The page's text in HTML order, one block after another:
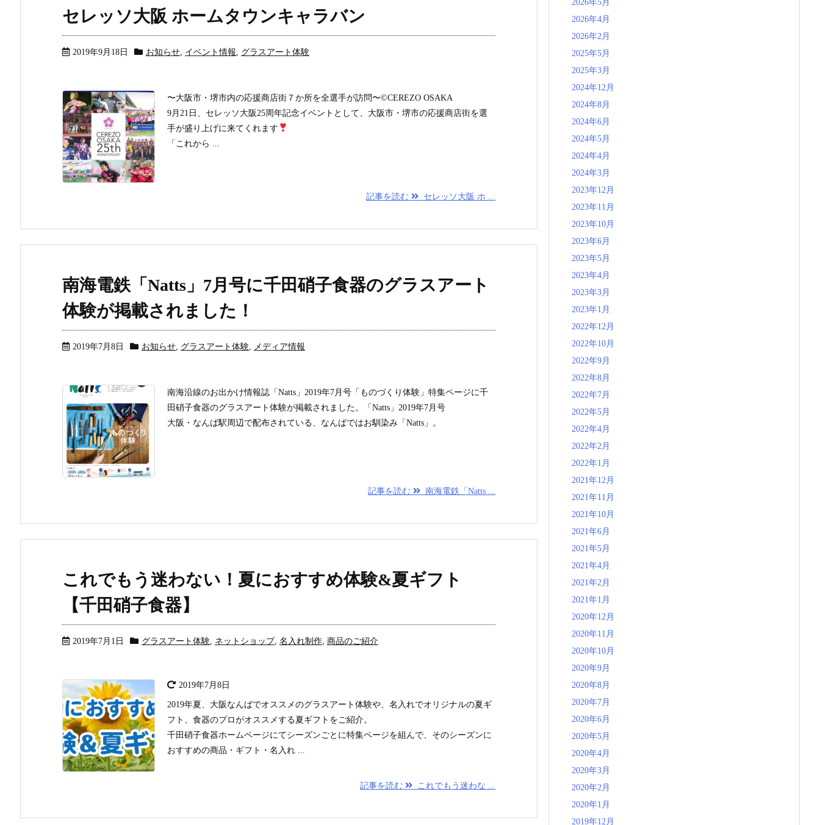
セレッソ大阪 ホームタウンキャラバン
2019年9月18日 お知らせ, イベント情報, グラスアート体験
〜大阪市・堺市内の応援商店街７か所を全選手が訪問〜©CEREZO OSAKA
9月21日、セレッソ大阪25周年記念イベントとして、大阪市・堺市の応援商店街を選
手が盛り上げに来てくれます
「これから ...
記事を読む セレッソ大阪 ホ ...
南海電鉄「Natts」7月号に千田硝子食器のグラスアート
体験が掲載されました！
2019年7月8日 お知らせ, グラスアート体験, メディア情報
南海沿線のお出かけ情報誌「Natts」2019年7月号「ものづくり体験」特集ページに千
田硝子食器のグラスアート体験が掲載されました。「Natts」2019年7月号
大阪・なんば駅周辺で配布されている、なんばではお馴染み「Natts」。
記事を読む 南海電鉄「Natts ...
これでもう迷わない！夏におすすめ体験&夏ギフト
【千田硝子食器】
2019年7月1日 グラスアート体験, ネットショップ, 名入れ制作, 商品のご紹介
2019年7月8日
2019年夏、大阪なんばでオススメのグラスアート体験や、名入れでオリジナルの夏ギ
フト、食器のプロがオススメする夏ギフトをご紹介。
千田硝子食器ホームページにてシーズンごとに特集ページを組んで、そのシーズンに
おすすめの商品・ギフト・名入れ ...
記事を読む これでもう迷わな ...
2026年5月
2026年4月
2026年2月
2025年5月
2025年3月
2024年12月
2024年8月
2024年6月
2024年5月
2024年4月
2024年3月
2023年12月
2023年11月
2023年10月
2023年6月
2023年5月
2023年4月
2023年3月
2023年1月
2022年12月
2022年10月
2022年9月
2022年8月
2022年7月
2022年5月
2022年4月
2022年2月
2022年1月
2021年12月
2021年11月
2021年10月
2021年6月
2021年5月
2021年4月
2021年2月
2021年1月
2020年12月
2020年11月
2020年10月
2020年9月
2020年8月
2020年7月
2020年6月
2020年5月
2020年4月
2020年3月
2020年2月
2020年1月
2019年12月